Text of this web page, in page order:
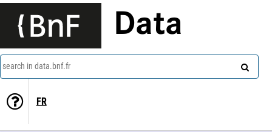
Data
search in data.bnf.fr
FR